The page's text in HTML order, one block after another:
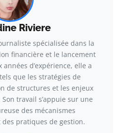
Riviere
spécialisée dans la
financière et le lancement
années d’expérience, elle a
que les stratégies de
de structures et les enjeux
travail s’appuie sur une
des mécanismes
pratiques de gestion.